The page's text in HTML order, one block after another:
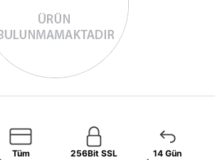
Tüm
256Bit SSL
14 Gün